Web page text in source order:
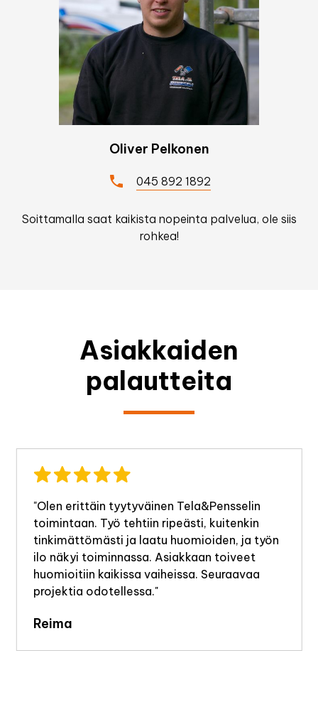
Oliver Pelkonen
045 892 1892
Soittamalla saat kaikista nopeinta palvelua, ole siis
rohkea!
Asiakkaiden
palautteita
"Olen erittäin tyytyväinen Tela&Pensselin
toimintaan. Työ tehtiin ripeästi, kuitenkin
tinkimättömästi ja laatu huomioiden, ja työn
ilo näkyi toiminnassa. Asiakkaan toiveet
huomioitiin kaikissa vaiheissa. Seuraavaa
projektia odotellessa."
Reima